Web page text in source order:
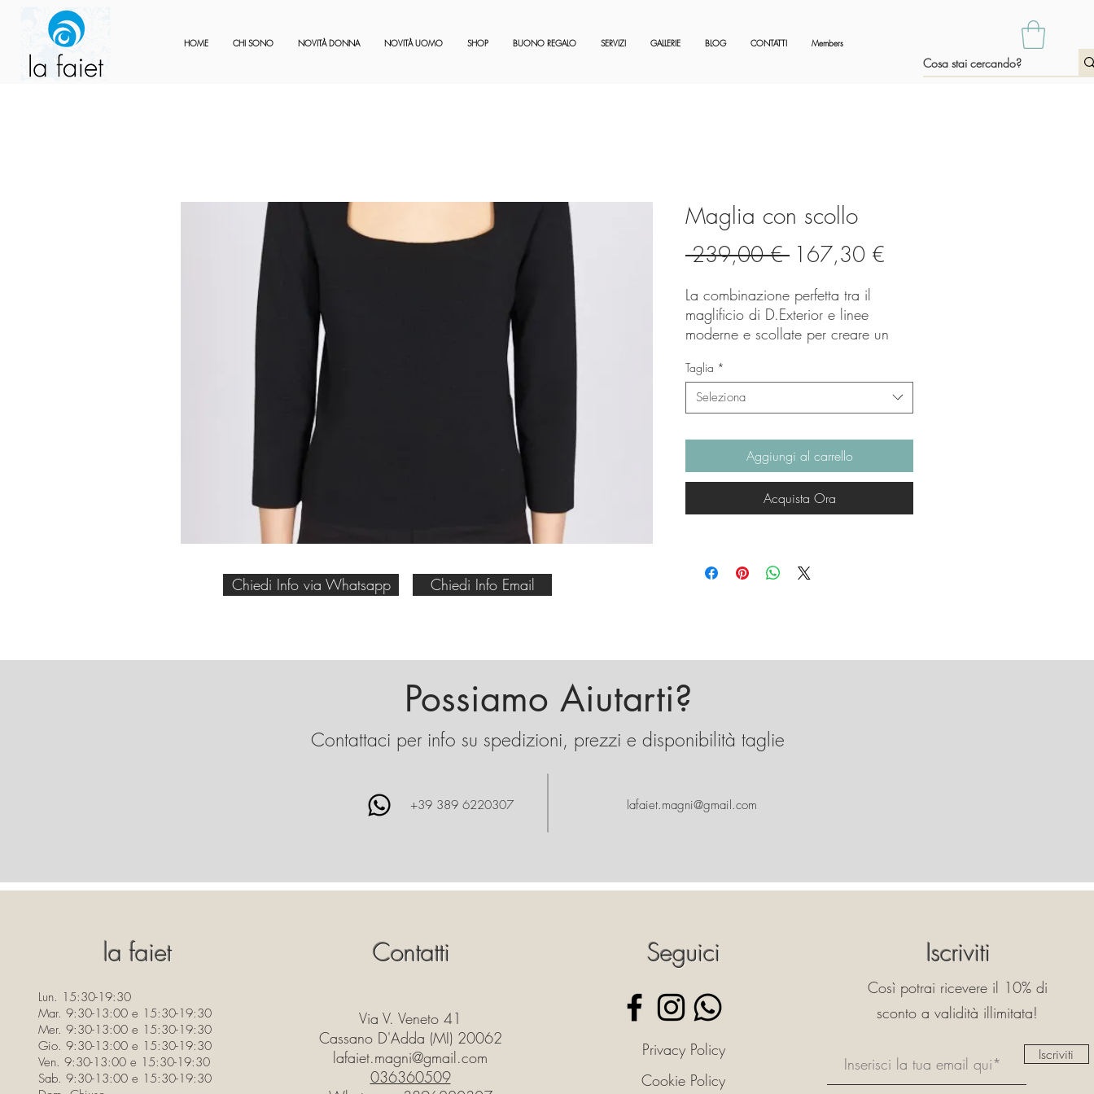
HOME CHI SONO NOVITÀ DONNA NOVITÀ UOMO SHOP BUONO REGALO SERVIZI GALLERIE BLOG CONTATTI Members
Maglia con scollo
239,00 € Prezzo
regolare
167,30 €
La combinazione perfetta tra il
maglificio di D.Exterior e linee
moderne e scollate per creare un
Taglia *
Seleziona
Aggiungi al carrello
Acquista Ora
Chiedi Info via Whatsapp Chiedi Info Email
Possiamo Aiutarti?
Contattaci per info su spedizioni, prezzi e disponibilità taglie
+39 389 6220307 lafaiet.magni@gmail.com
la faiet
Lun. 15:30-19:30
Mar. 9:30-13:00 e 15:30-19:30
Mer. 9:30-13:00 e 15:30-19:30
Gio. 9:30-13:00 e 15:30-19:30
Ven. 9:30-13:00 e 15:30-19:30
Sab. 9:30-13:00 e 15:30-19:30
Contatti
Via V. Veneto 41
Cassano D'Adda (MI) 20062
lafaiet.magni@gmail.com
036360509
Seguici
Privacy Policy
Cookie Policy
Iscriviti
Così potrai ricevere il 10% di
sconto a validità illimitata!
Iscriviti